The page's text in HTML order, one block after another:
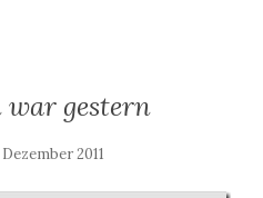
gestern
2011